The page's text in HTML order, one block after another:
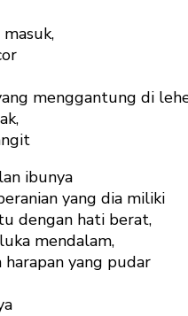
menggantung di
ibunya
yang dia miliki
dengan hati berat,
mendalam,
yang pudar